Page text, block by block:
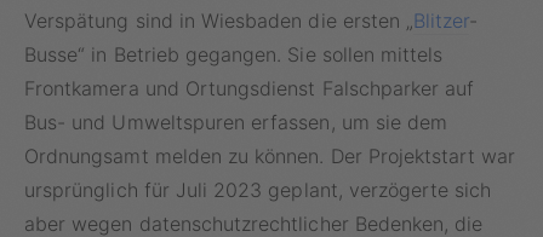
Verspätung sind in Wiesbaden die ersten „Blitzer-
Busse“ in Betrieb gegangen. Sie sollen mittels
Frontkamera und Ortungsdienst Falschparker auf
Bus- und Umweltspuren erfassen, um sie dem
Ordnungsamt melden zu können. Der Projektstart war
ursprünglich für Juli 2023 geplant, verzögerte sich
aber wegen datenschutzrechtlicher Bedenken, die